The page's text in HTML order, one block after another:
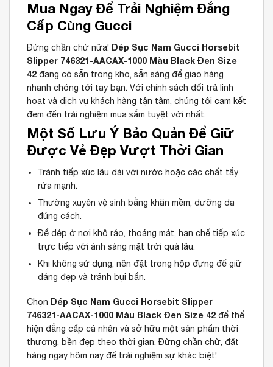
Mua Ngay Để Trải Nghiệm Đẳng
Cấp Cùng Gucci
Đừng chần chừ nữa! Dép Sục Nam Gucci Horsebit
Slipper 746321-AACAX-1000 Màu Black Đen Size
42 đang có sẵn trong kho, sẵn sàng để giao hàng
nhanh chóng tới tay bạn. Với chính sách đổi trả linh
hoạt và dịch vụ khách hàng tận tâm, chúng tôi cam kết
đem đến trải nghiệm mua sắm tuyệt vời nhất.
Một Số Lưu Ý Bảo Quản Để Giữ
Được Vẻ Đẹp Vượt Thời Gian
Tránh tiếp xúc lâu dài với nước hoặc các chất tẩy
rửa mạnh.
Thường xuyên vệ sinh bằng khăn mềm, dưỡng da
đúng cách.
Để dép ở nơi khô ráo, thoáng mát, hạn chế tiếp xúc
trực tiếp với ánh sáng mặt trời quá lâu.
Khi không sử dụng, nên đặt trong hộp đựng để giữ
dáng đẹp và tránh bụi bẩn.
Chọn Dép Sục Nam Gucci Horsebit Slipper
746321-AACAX-1000 Màu Black Đen Size 42 để thể
hiện đẳng cấp cá nhân và sở hữu một sản phẩm thời
thượng, bền đẹp theo thời gian. Đừng chần chừ, đặt
hàng ngay hôm nay để trải nghiệm sự khác biệt!